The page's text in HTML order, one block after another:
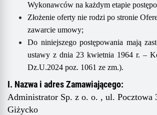
Wykonawców na każdym etapie
Złożenie oferty nie rodzi po stronie
zawarcie umowy;
Do niniejszego postępowania mają
ustawy z dnia 23 kwietnia 1964 r. –
Dz.U.2024 poz. 1061 ze zm.).
I. Nazwa i adres Zamawiającego:
Administrator Sp. z o. o. , ul. Pocztowa
Giżycko